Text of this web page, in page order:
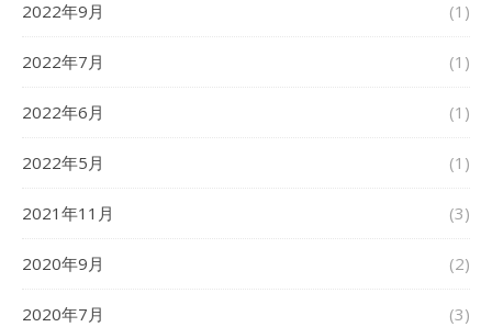
2022年9月 (1)
2022年7月 (1)
2022年6月 (1)
2022年5月 (1)
2021年11月 (3)
2020年9月 (2)
2020年7月 (3)